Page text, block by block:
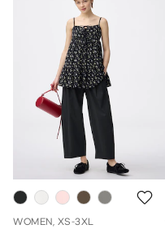
WOMEN, XS-3XL